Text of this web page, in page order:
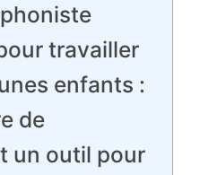
travailler
enfants :
de
un outil pour